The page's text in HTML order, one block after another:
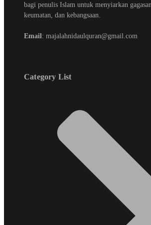
bagi penulis Islam untuk menyiarkan
keumatan, dan kebangsaan.
Email: majalahnidaulquran@gmail.com
Category List